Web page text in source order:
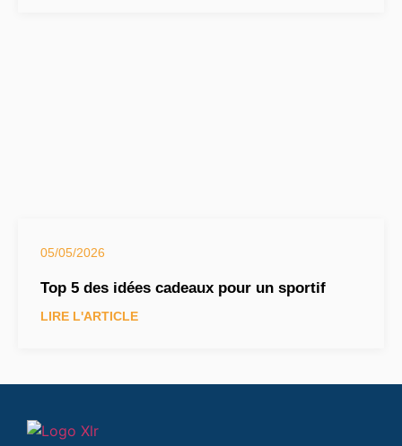
05/05/2026
Top 5 des idées cadeaux pour un sportif
LIRE L'ARTICLE